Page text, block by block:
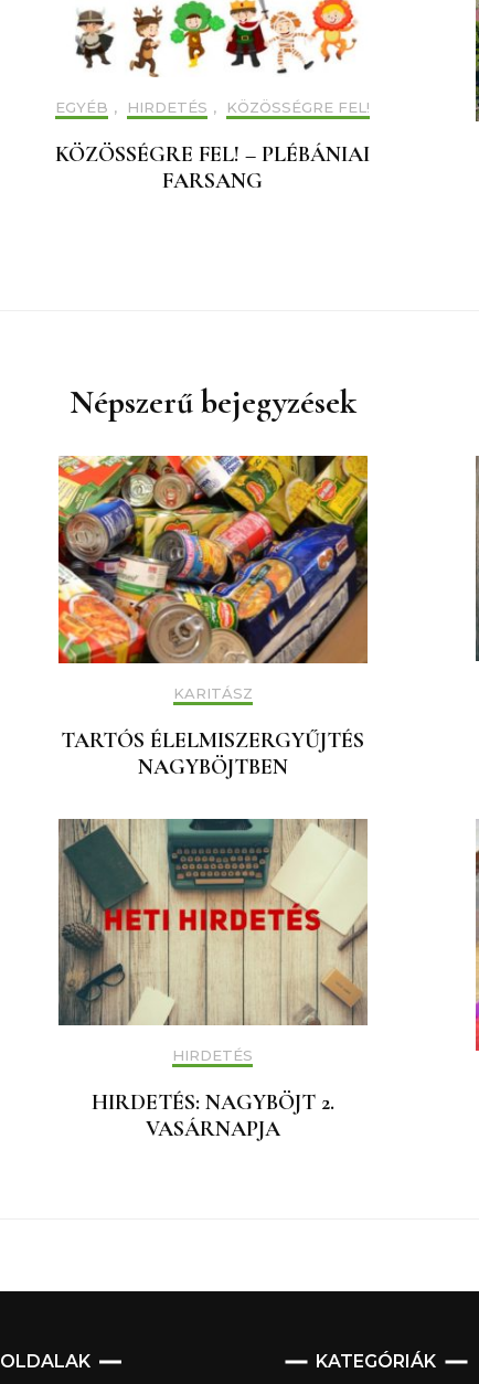
EGYÉB , HIRDETÉS , KÖZÖSSÉGRE FEL!
KÖZÖSSÉGRE FEL! – PLÉBÁNIAI
FARSANG
Népszerű bejegyzések
KARITÁSZ
TARTÓS ÉLELMISZERGYŰJTÉS
NAGYBÖJTBEN
HIRDETÉS
HIRDETÉS: NAGYBÖJT 2.
VASÁRNAPJA
OLDALAK KATEGÓRIÁK